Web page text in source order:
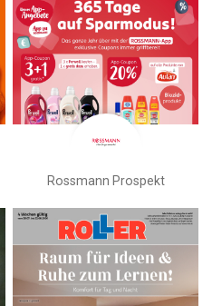
Rossmann Prospekt